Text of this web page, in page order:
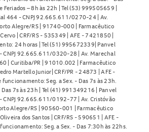
Feriados – 8h às 22h | Tel (53) 999505659 |
464 - CNPJ 92.665.611/0270-24 | Av.
Alegre/RS | 91740-000 | Farmacêutico
| CRF/RS - 535349 | AFE - 7421850 |
24 horas | Tel (51) 995672339| Panvel
CNPJ 92.665.611/0320-28 | Av. Marechal
| Curitiba/PR | 91010.002 | Farmacêutico
Martello Junior| CRF/PR - 24873 | AFE -
Seg. a Sex. - Das 7s às 23h.
Das 7s às 23h | Tel (41) 991349216 | Panvel
CNPJ 92.665.611/0192-77 | Av. Cristóvão
Alegre/RS | 90560-001 | Farmacêutico
dos Santos | CRF/RS - 590651 | AFE -
Seg. a Sex. - Das 7:30h às 22hs.